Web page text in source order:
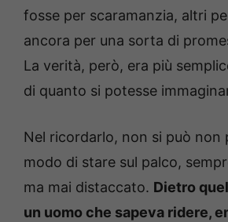
fosse per scaramanzia, altri
ancora per una sorta di
La verità, però, era più
di quanto si potesse
Nel ricordarlo, non si può non
modo di stare sul palco,
ma mai distaccato. Dietro
un uomo che sapeva ridere,